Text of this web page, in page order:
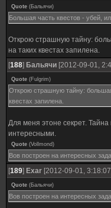
Quote (Бальячи)
Большая часть квестов - убей,
Открою страшную тайну:
на таких квестах запилена.
[188] Бальячи [2012-09-01,
Quote (Fulgrim)
Открою страшную тайну:
квестах запилена.
Для меня этоне секрет.
интересными.
Quote (Vollmond)
Вов построен на интересных
[189] Exar [2012-09-01,
Quote (Бальячи)
Вов построен на интересных